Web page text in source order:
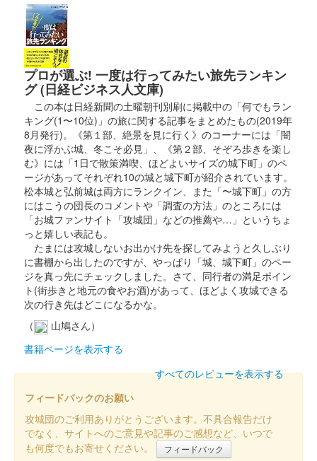
プロが選ぶ! 一度は行ってみたい旅先ランキン
グ (日経ビジネス人文庫)
この本は日経新聞の土曜朝刊別刷に掲載中の「何でもラン
キング(1〜10位)」の旅に関する記事をまとめたもの(2019年
8月発行)。《第１部、絶景を見に行く》のコーナーには「闇
夜に浮かぶ城、冬こそ必見」、《第２部、そぞろ歩きを楽し
む》には「1日で散策満喫、ほどよいサイズの城下町」のペ
ージがあってそれぞれ10の城と城下町が紹介されています。
松本城と弘前城は両方にランクイン、また「〜城下町」の方
にはこうの団長のコメントや「調査の方法」のところには
「お城ファンサイト「攻城団」などの推薦や…」というちょ
っと嬉しい表記も。
たまには攻城しないお出かけ先を探してみようと久しぶり
に書棚から出したのですが、やっぱり「城、城下町」のペー
ジを真っ先にチェックしました。さて、同行者の満足ポイン
ト(街歩きと地元の食やお酒)があって、ほどよく攻城できる
次の行き先はどこになるかな。
（
山鳩さん）
書籍ページを表示する
すべてのレビューを表示する
フィードバックのお願い
攻城団のご利用ありがとうございます。不具合報告だけ
でなく、サイトへのご意見や記事のご感想など、いつで
も何度でもお寄せください。
フィードバック